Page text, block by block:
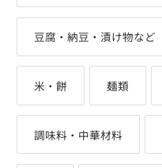
豆腐・納豆・漬け物など
米・餅 麺類
調味料・中華材料